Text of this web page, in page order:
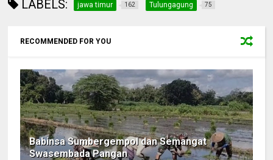
LABELS: jawa timur 162 Tulungagung 75
RECOMMENDED FOR YOU
Babinsa Sumbergempol dan Semangat
Swasembada Pangan